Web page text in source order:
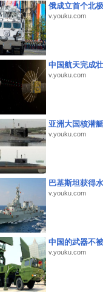
俄成立首个北
v.youku.com
中国航天完成
v.youku.com
亚洲大国核潜
v.youku.com
巴基斯坦获得
v.youku.com
中国的武器不
v.youku.com